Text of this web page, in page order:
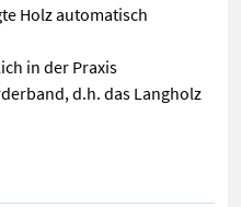
Holz automatisch
in der Praxis
d.h. das Langholz
Steuerlich profitieren ! Mit